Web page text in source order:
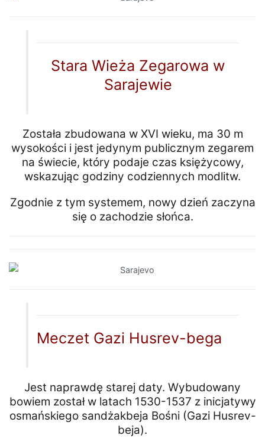
Stara Wieża Zegarowa w
Sarajewie
Została zbudowana w XVI wieku, ma 30 m
wysokości i jest jedynym publicznym zegarem
na świecie, który podaje czas księżycowy,
wskazując godziny codziennych modlitw.
Zgodnie z tym systemem, nowy dzień zaczyna
się o zachodzie słońca.
Meczet Gazi Husrev-bega
Jest naprawdę starej daty. Wybudowany
bowiem został w latach 1530-1537 z inicjatywy
osmańskiego sandżakbeja Bośni (Gazi Husrev-
beja).